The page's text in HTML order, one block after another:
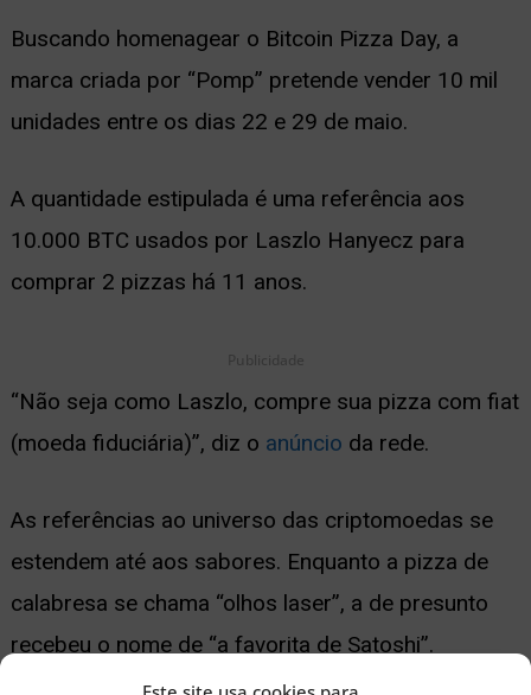
Buscando homenagear o Bitcoin Pizza Day, a
marca criada por “Pomp” pretende vender 10 mil
unidades entre os dias 22 e 29 de maio.
A quantidade estipulada é uma referência aos
10.000 BTC usados por Laszlo Hanyecz para
comprar 2 pizzas há 11 anos.
Publicidade
“Não seja como Laszlo, compre sua pizza com fiat
(moeda fiduciária)”, diz o anúncio da rede.
As referências ao universo das criptomoedas se
estendem até aos sabores. Enquanto a pizza de
calabresa se chama “olhos laser”, a de presunto
recebeu o nome de “a favorita de Satoshi”.